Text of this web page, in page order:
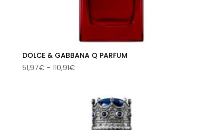
DOLCE & GABBANA Q PARFUM
51,97€ - 110,91€Rango
desde
51,97€
hasta